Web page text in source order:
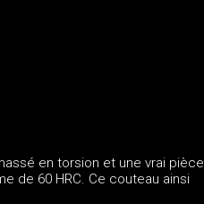
en torsion et une vrai pièce
de 60 HRC. Ce couteau ainsi